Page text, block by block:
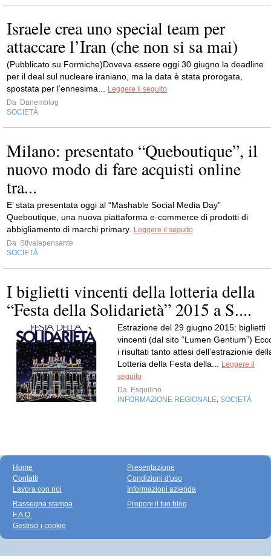
Israele crea uno special team per
attaccare l’Iran (che non si sa mai)
(Pubblicato su Formiche)Doveva essere oggi 30 giugno la deadline
per il deal sul nucleare iraniano, ma la data è stata prorogata,
spostata per l’ennesima...
Leggere il seguito
Da Danemblog
SOCIETÀ
Milano: presentato “Queboutique”, il
nuovo modo di fare acquisti online
tra...
E’ stata presentata oggi al “Mashable Social Media Day”
Queboutique, una nuova piattaforma e-commerce di prodotti di
abbigliamento di marchi primary.
Leggere il seguito
Da Stivalepensante
SOCIETÀ
I biglietti vincenti della lotteria della
“Festa della Solidarietà” 2015 a S....
Estrazione del 29 giugno 2015: biglietti
vincenti (dal sito “Lumen Gentium”)
i risultati tanto attesi dell’estrazionie
Lotteria della Festa della...
Leggere il
seguito
Da Esquilino
INFORMAZIONE REGIONALE SOCIETÀ
Home
Contatti
Lavora con noi
Presentazione
Condizioni d'uso
Informazioni azienda
Rassegna stampa
F.A.Q.
Gestisci i cookie
Proponi il tuo blog